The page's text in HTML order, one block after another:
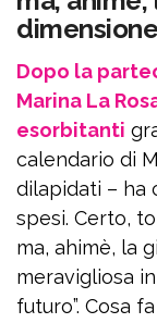
Dopo la
Marina La
esorbitanti
calendario di
dilapidati – ha
spesi. Certo,
ma, ahimè, la
meravigliosa
futuro”. Cosa